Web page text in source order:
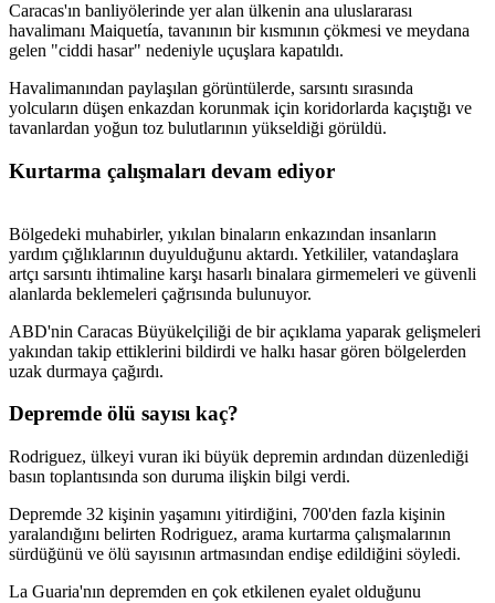
Caracas'ın banliyölerinde yer alan ülkenin ana uluslararası
havalimanı Maiquetía, tavanının bir kısmının çökmesi ve meydana
gelen "ciddi hasar" nedeniyle uçuşlara kapatıldı.
Havalimanından paylaşılan görüntülerde, sarsıntı sırasında
yolcuların düşen enkazdan korunmak için koridorlarda kaçıştığı ve
tavanlardan yoğun toz bulutlarının yükseldiği görüldü.
Kurtarma çalışmaları devam ediyor
Bölgedeki muhabirler, yıkılan binaların enkazından insanların
yardım çığlıklarının duyulduğunu aktardı. Yetkililer, vatandaşlara
artçı sarsıntı ihtimaline karşı hasarlı binalara girmemeleri ve güvenli
alanlarda beklemeleri çağrısında bulunuyor.
ABD'nin Caracas Büyükelçiliği de bir açıklama yaparak gelişmeleri
yakından takip ettiklerini bildirdi ve halkı hasar gören bölgelerden
uzak durmaya çağırdı.
Depremde ölü sayısı kaç?
Rodriguez, ülkeyi vuran iki büyük depremin ardından düzenlediği
basın toplantısında son duruma ilişkin bilgi verdi.
Depremde 32 kişinin yaşamını yitirdiğini, 700'den fazla kişinin
yaralandığını belirten Rodriguez, arama kurtarma çalışmalarının
sürdüğünü ve ölü sayısının artmasından endişe edildiğini söyledi.
La Guaria'nın depremden en çok etkilenen eyalet olduğunu